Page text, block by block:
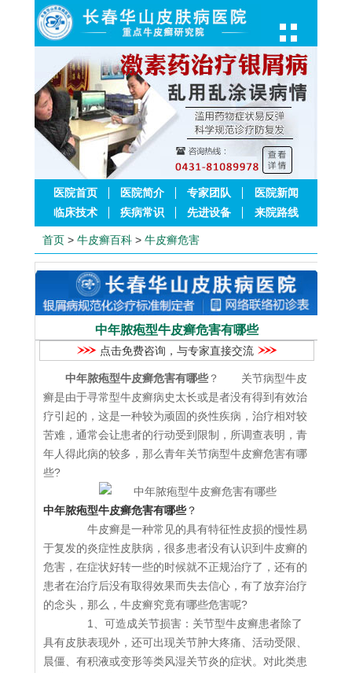
医院首页 医院简介 专家团队
医院新闻
临床技术
疾病常识 先进设备 来院路线
首页 > 牛皮癣百科 > 牛皮癣危害
中年脓疱型牛皮癣危害有哪些
点击免费咨询，与专家直接交流
中年脓疱型牛皮癣危害有哪些 ？ 关节病型牛皮
癣是由于寻常型牛皮癣病史太长或是者没有得到有效治
疗引起的，这是一种较为顽固的炎性疾病，治疗相对较
苦难，通常会让患者的行动受到限制，所调查表明，青
年人得此病的较多，那么青年关节病型牛皮癣危害有哪
些?
中年脓疱型牛皮癣危害有哪些？
牛皮癣是一种常见的具有特征性皮损的慢性易
于复发的炎症性皮肤病，很多患者没有认识到牛皮癣的
危害，在症状好转一些的时候就不正规治疗了，还有的
患者在治疗后没有取得效果而失去信心，有了放弃治疗
的念头，那么，牛皮癣究竟有哪些危害呢?
1、可造成关节损害：关节型牛皮癣患者除了
具有皮肤表现外，还可出现关节肿大疼痛、活动受限、
晨僵、有积液或变形等类风湿关节炎的症状。对此类患